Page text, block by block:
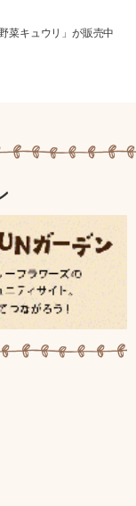
菜キュウリ」が販売中